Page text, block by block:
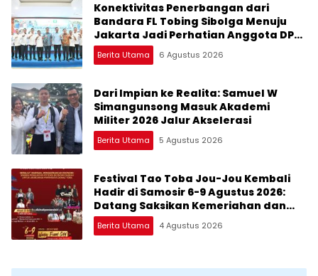
Konektivitas Penerbangan dari
Bandara FL Tobing Sibolga Menuju
Jakarta Jadi Perhatian Anggota DPR
RI Muhammad Lokot Nasution
Berita Utama 6 Agustus 2026
Dari Impian ke Realita: Samuel W
Simangunsong Masuk Akademi
Militer 2026 Jalur Akselerasi
Berita Utama 5 Agustus 2026
Festival Tao Toba Jou-Jou Kembali
Hadir di Samosir 6-9 Agustus 2026:
Datang Saksikan Kemeriahan dan
Raih Peluangnya
Berita Utama 4 Agustus 2026